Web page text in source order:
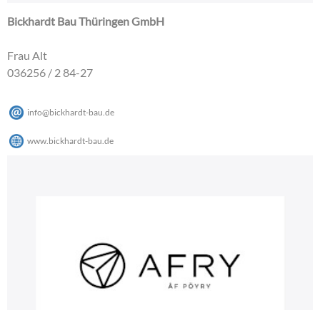
Bickhardt Bau Thüringen GmbH
Frau Alt
036256 / 2 84-27
info@bickhardt-bau.de
www.bickhardt-bau.de